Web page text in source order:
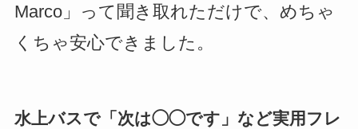
Marco」って聞き取れただけで、めちゃ
くちゃ安心できました。
水上バスで「次は◯◯です」など実用フレ